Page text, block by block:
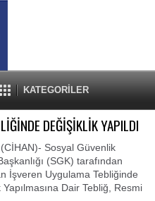
KATEGORİLER
DEĞİŞİKLİK YAPILDI
Sosyal Güvenlik
(SGK) tarafından
İşveren Uygulama Tebliğinde
Yapılmasına Dair Tebliğ, Resmi